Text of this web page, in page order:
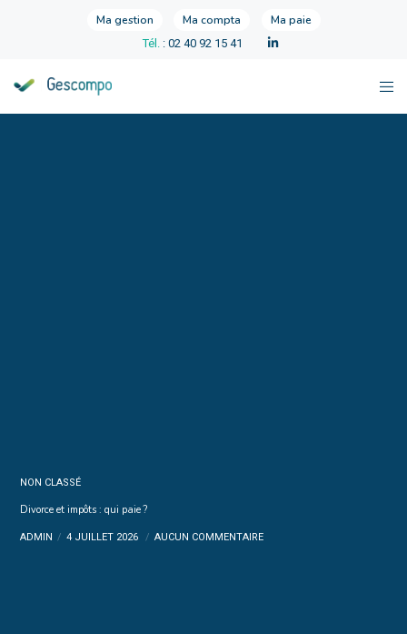
Ma gestion Ma compta Ma paie
Tél. : 02 40 92 15 41
NON CLASSÉ
Divorce et impôts : qui paie ?
ADMIN 4 JUILLET 2026 AUCUN COMMENTAIRE